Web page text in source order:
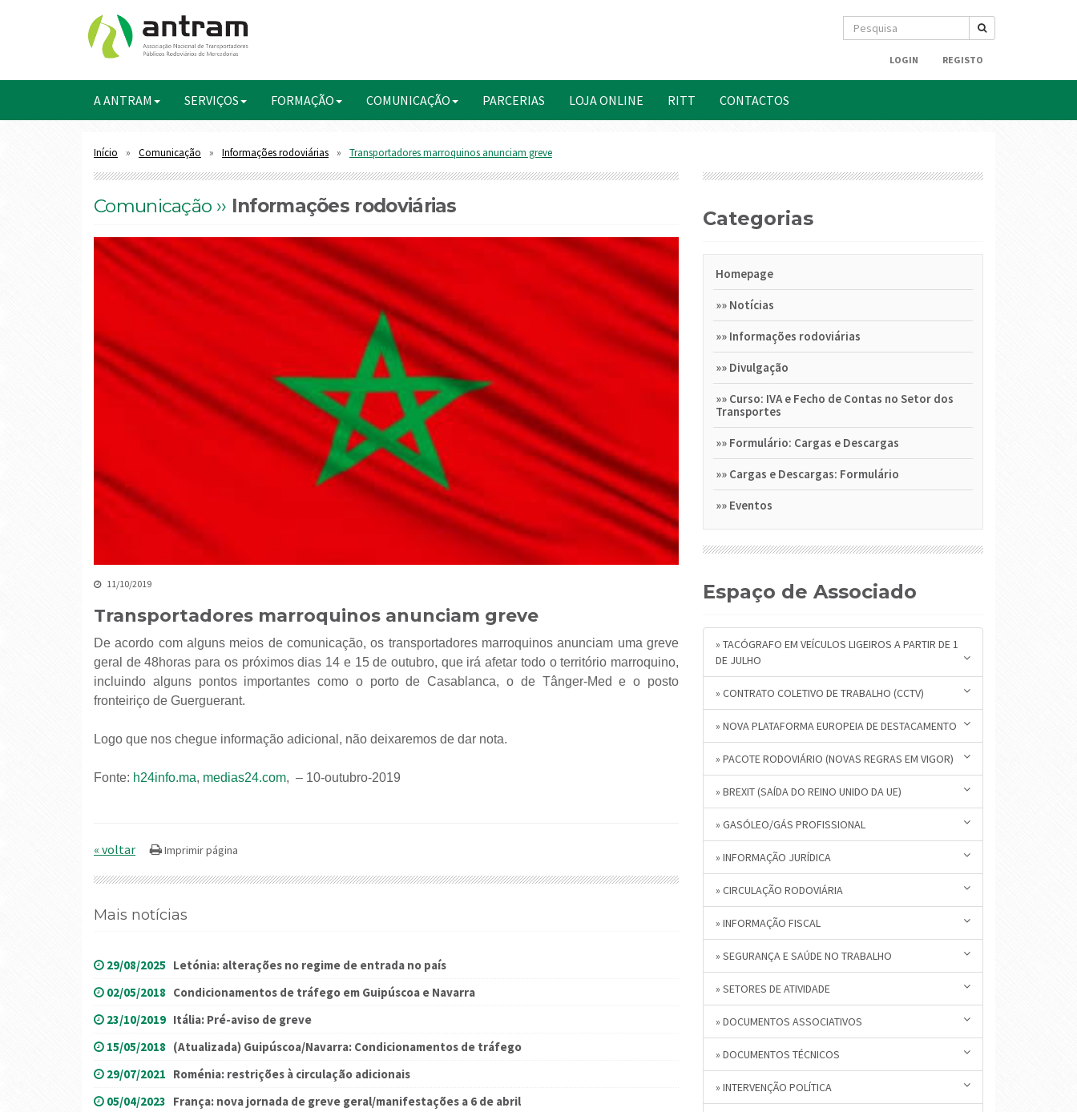
LOGIN REGISTO
A ANTRAM SERVIÇOS FORMAÇÃO COMUNICAÇÃO PARCERIAS LOJA ONLINE RITT CONTACTOS
Início Comunicação Informações rodoviárias Transportadores marroquinos anunciam greve
Comunicação ›› Informações rodoviárias
11/10/2019
Transportadores marroquinos anunciam greve
De acordo com alguns meios de comunicação, os transportadores marroquinos anunciam uma greve
geral de 48horas para os próximos dias 14 e 15 de outubro, que irá afetar todo o território marroquino,
incluindo alguns pontos importantes como o porto de Casablanca, o de Tânger-Med e o posto
fronteiriço de Guerguerant.
Logo que nos chegue informação adicional, não deixaremos de dar nota.
Fonte: h24info.ma, medias24.com, – 10-outubro-2019
« voltar
Mais notícias
29/08/2025 Letónia: alterações no regime de entrada no país
02/05/2018 Condicionamentos de tráfego em Guipúscoa e Navarra
23/10/2019 Itália: Pré-aviso de greve
15/05/2018 (Atualizada) Guipúscoa/Navarra: Condicionamentos de tráfego
29/07/2021 Roménia: restrições à circulação adicionais
05/04/2023 França: nova jornada de greve geral/manifestações a 6 de abril
Categorias
Homepage
»» Notícias
»» Informações rodoviárias
»» Divulgação
»» Curso: IVA e Fecho de Contas no Setor dos
Transportes
»» Formulário: Cargas e Descargas
»» Cargas e Descargas: Formulário
»» Eventos
Espaço de Associado
» TACÓGRAFO EM VEÍCULOS LIGEIROS A PARTIR DE 1
DE JULHO
» CONTRATO COLETIVO DE TRABALHO (CCTV)
» NOVA PLATAFORMA EUROPEIA DE DESTACAMENTO
» PACOTE RODOVIÁRIO (NOVAS REGRAS EM VIGOR)
» BREXIT (SAÍDA DO REINO UNIDO DA UE)
» GASÓLEO/GÁS PROFISSIONAL
» INFORMAÇÃO JURÍDICA
» CIRCULAÇÃO RODOVIÁRIA
» INFORMAÇÃO FISCAL
» SEGURANÇA E SAÚDE NO TRABALHO
» SETORES DE ATIVIDADE
» DOCUMENTOS ASSOCIATIVOS
» DOCUMENTOS TÉCNICOS
» INTERVENÇÃO POLÍTICA